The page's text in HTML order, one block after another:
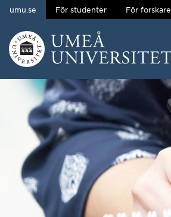
Hoppa direkt till innehållet
umu.se För studenter För forskare
Huvudmenyn dold.